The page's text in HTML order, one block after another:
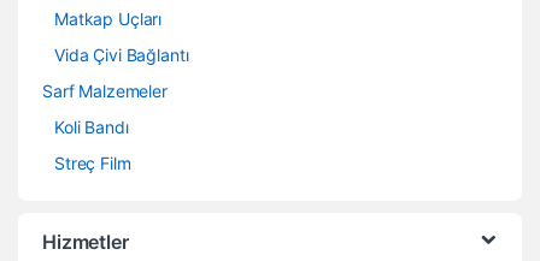
Matkap Uçları
Vida Çivi Bağlantı
Sarf Malzemeler
Koli Bandı
Streç Film
Hizmetler